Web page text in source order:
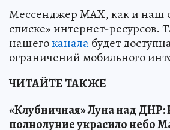
Мессенджер MAX, как и наш
списке» интернет-ресурсов.
нашегоканалабудет
ограничений мобильного
ЧИТАЙТЕ ТАКЖЕ
«Клубничная» Луна над
полнолуние украсило небо